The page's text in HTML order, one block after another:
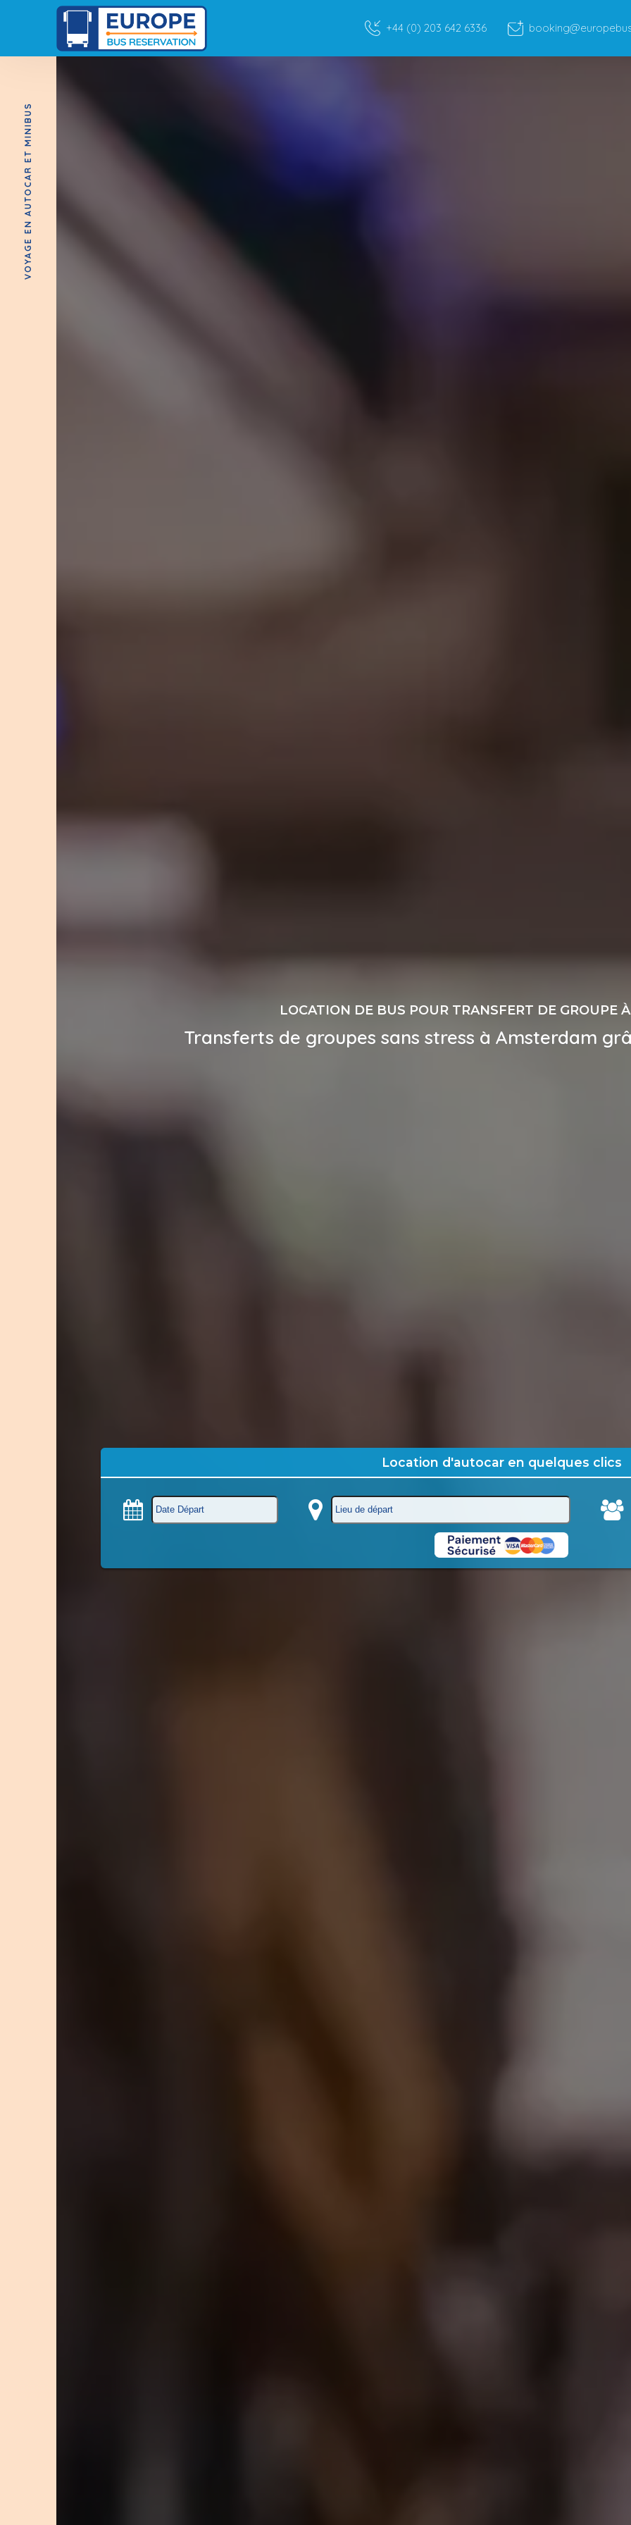
+44 (0) 203 642 6336
Location d'autocar en quelques clics
LOCATION DE BUS POUR TRANSFERT DE GROUPE
Transferts de groupes sans stress à Amsterdam
VOYAGE EN AUTOCAR ET MINIBUS